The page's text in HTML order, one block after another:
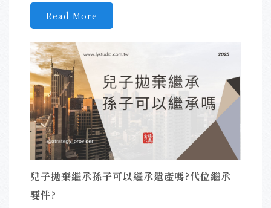
Read More
兒子拋棄繼承孫子可以繼承遺產嗎?代位繼承
要件?